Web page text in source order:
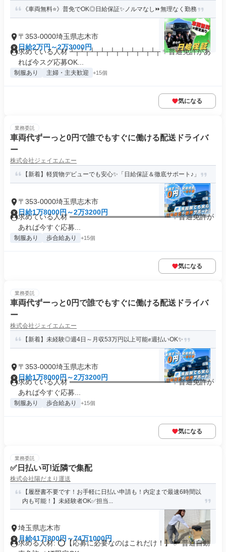
《車両無料⭐》普免でOK◎日給保証✨ノルマなし⏩無理なく勤務
〒353-0000埼玉県志木市
日給2万円～2万3000円
求めている人材 ┴┬┴┬┴┬┴┬┴┬┴┬┴┬┴┬┴┬ ✨普通免許があ
れば今スグ応募OK...
制服あり 主婦・主夫歓迎 +15個
気になる
業務委託
車両代ずーっと0円で誰でもすぐに働ける配送ドライバ
ー
株式会社ジェイエムエー
【新着】軽貨物デビューでも安心✨「日給保証＆徹底サポート♪」
〒353-0000埼玉県志木市
日給1万8000円～2万3200円
求めている人材 ════════════════════ ✨普通免許が
あれば今すぐ応募...
制服あり 歩合給あり +15個
気になる
業務委託
車両代ずーっと0円で誰でもすぐに働ける配送ドライバ
ー
株式会社ジェイエムエー
【新着】未経験◎週4日～月収53万円以上可能✊週払いOK✨
〒353-0000埼玉県志木市
日給1万8000円～2万3200円
求めている人材 ════════════════════ ✨普通免許が
あれば今すぐ応募...
制服あり 歩合給あり +15個
気になる
業務委託
✅日払い可!近隣で集配
株式会社陽だまり運送
【履歴書不要です！お手軽に日払い申請も！内定まで最速6時間以
内も可能！】未経験者OK✅担当...
埼玉県志木市
月給41万800円～74万1000円
求める人材: ⭕️【応募に必要なのはこれだけ！】 ✅ 普通自動